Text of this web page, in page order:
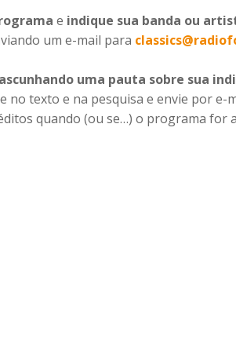
e indique sua banda ou
um e-mail para
uma pauta sobre sua
no texto e na pesquisa e envie por e-
quando (ou se…) o programa for